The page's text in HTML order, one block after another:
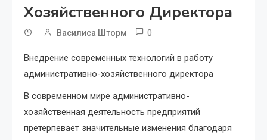
Хозяйственного Директора
Василиса Шторм 0
Внедрение современных технологий в работу
административно-хозяйственного директора
В современном мире административно-
хозяйственная деятельность предприятий
претерпевает значительные изменения благодаря